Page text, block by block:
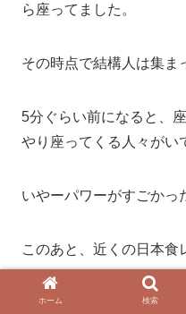
ら座ってました。
その時点で結構人は集ま
5分ぐらい前になると、
やり座ってくる人々がい
いやーパワーがすごかっ
このあと、近くの日本食
📅【2日目】
ホーム 検索